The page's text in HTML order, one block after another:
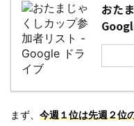
おた
まず、 今週１位は先週２位